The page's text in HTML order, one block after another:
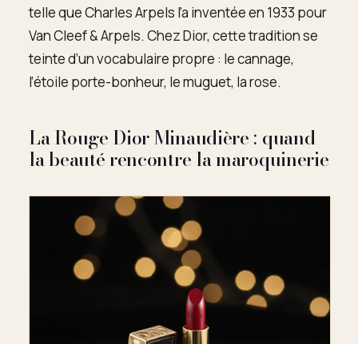
telle que Charles Arpels l’a inventée en 1933 pour
Van Cleef & Arpels. Chez Dior, cette tradition se
teinte d’un vocabulaire propre : le cannage,
l’étoile porte-bonheur, le muguet, la rose.
La Rouge Dior Minaudière : quand
la beauté rencontre la maroquinerie